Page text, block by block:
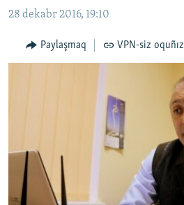
Qıdıruvğa
MEDENİYET
İNSAN AQLARI
FİKİR
Русский
28 dekabr 2016, 19:10
Paylaşmaq VPN-siz oquñız